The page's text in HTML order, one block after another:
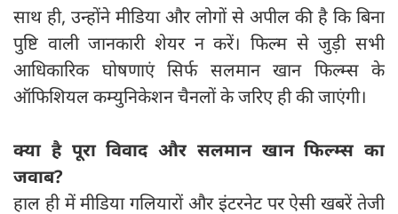
साथ ही, उन्होंने मीडिया और लोगों से अपील की है कि बिना
पुष्टि वाली जानकारी शेयर न करें। फिल्म से जुड़ी सभी
आधिकारिक घोषणाएं सिर्फ सलमान खान फिल्म्स के
ऑफिशियल कम्युनिकेशन चैनलों के जरिए ही की जाएंगी।
क्या है पूरा विवाद और सलमान खान फिल्म्स का
जवाब?
हाल ही में मीडिया गलियारों और इंटरनेट पर ऐसी खबरें तेजी